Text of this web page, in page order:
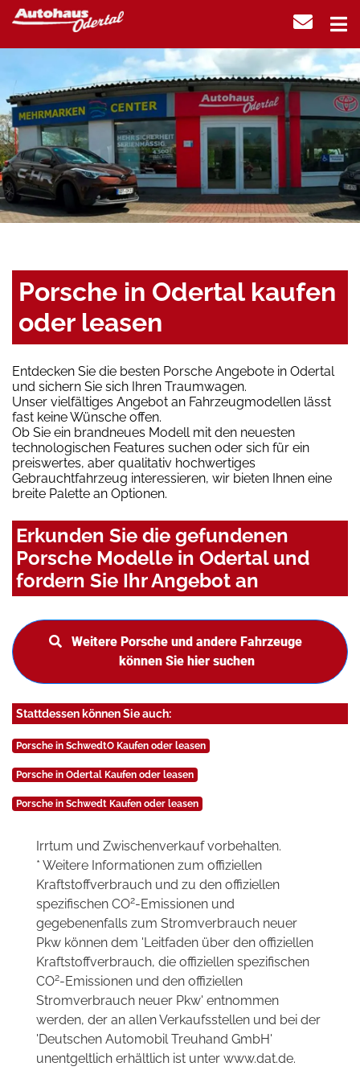
Porsche in Odertal kaufen
oder leasen
Entdecken Sie die besten Porsche Angebote in Odertal
und sichern Sie sich Ihren Traumwagen.
Unser vielfältiges Angebot an Fahrzeugmodellen lässt
fast keine Wünsche offen.
Ob Sie ein brandneues Modell mit den neuesten
technologischen Features suchen oder sich für ein
preiswertes, aber qualitativ hochwertiges
Gebrauchtfahrzeug interessieren, wir bieten Ihnen eine
breite Palette an Optionen.
Erkunden Sie die gefundenen
Porsche Modelle in Odertal und
fordern Sie Ihr Angebot an
Weitere Porsche und andere Fahrzeuge
können Sie hier suchen
Stattdessen können Sie auch:
Porsche in SchwedtO Kaufen oder leasen
Porsche in Odertal Kaufen oder leasen
Porsche in Schwedt Kaufen oder leasen
Irrtum und Zwischenverkauf vorbehalten.
* Weitere Informationen zum offiziellen
Kraftstoffverbrauch und zu den offiziellen
spezifischen CO2-Emissionen und
gegebenenfalls zum Stromverbrauch neuer
Pkw können dem 'Leitfaden über den offiziellen
Kraftstoffverbrauch, die offiziellen spezifischen
CO2-Emissionen und den offiziellen
Stromverbrauch neuer Pkw' entnommen
werden, der an allen Verkaufsstellen und bei der
'Deutschen Automobil Treuhand GmbH'
unentgeltlich erhältlich ist unter www.dat.de.